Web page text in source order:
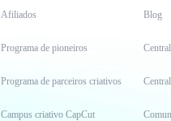
Afiliados
Programa de pioneiros
Programa de parceiros criativos
Campus criativo CapCut
Blog